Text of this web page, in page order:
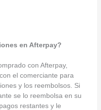
en Afterpay?
con Afterpay,
el comerciante para
y los reembolsos. Si
se lo reembolsa en su
restantes y le